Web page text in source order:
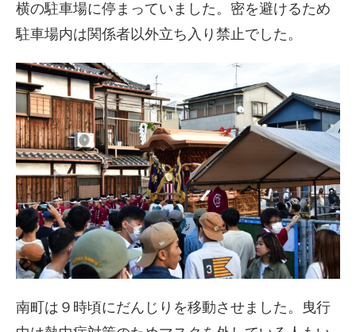
横の駐車場に停まっていました。密を避けるため
駐車場内は関係者以外立ち入り禁止でした。
南町は９時頃にだんじりを移動させました。曳行